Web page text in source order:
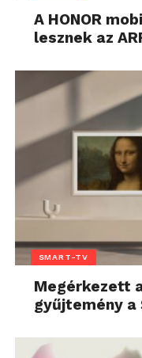
A HONOR
lesznek az
SMART-TV
Megérkezett
gyűjtemény